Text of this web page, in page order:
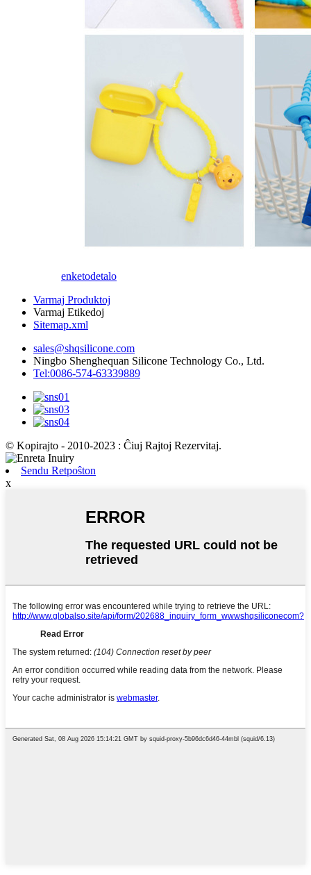
enketodetalo
Varmaj Produktoj
Varmaj Etikedoj
Sitemap.xml
sales@shqsilicone.com
Ningbo Shenghequan Silicone Technology Co., Ltd.
Tel:0086-574-63339889
© Kopirajto - 2010-2023 : Ĉiuj Rajtoj Rezervitaj.
Sendu Retpoŝton
x